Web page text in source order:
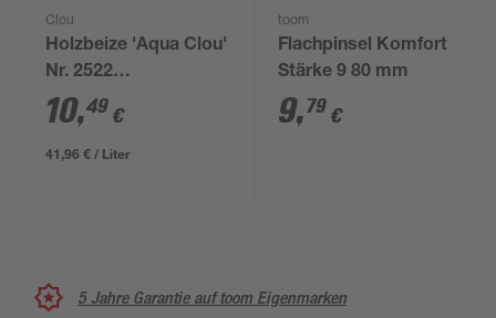
Clou
Holzbeize 'Aqua Clou'
Nr. 2522
kirschbaumfarben
250 ml
10,49 €
41,96 € / Liter
toom
Flachpinsel Komfort
Stärke 9 80 mm
9,79 €
5 Jahre Garantie auf toom Eigenmarken